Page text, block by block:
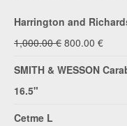
Harrington and
1,000.00€ El
precio
800.00 €El
precio
SMITH & WESSON
16.5"
Cetme L